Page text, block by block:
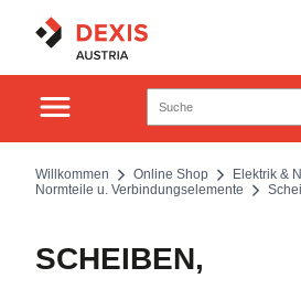
Willkommen Online Shop
Elektrik &
Normteile u. Verbindungselemente
SCHEIBEN,